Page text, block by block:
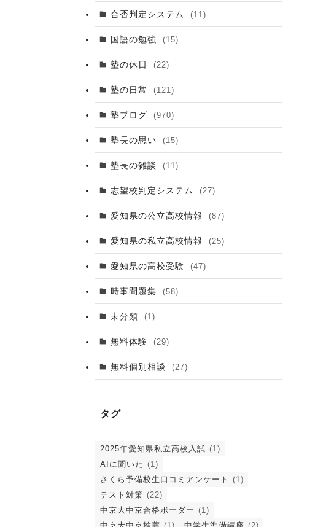
合否判定システム (11)
国語の勉強 (15)
塾の休日 (22)
塾の日常 (121)
塾ブログ (970)
塾長の思い (15)
塾長の雑談 (11)
志望校判定システム (27)
愛知県の公立高校情報 (87)
愛知県の私立高校情報 (25)
愛知県の高校受験 (47)
時事問題集 (58)
未分類 (1)
無料体験 (29)
無料個別相談 (27)
タグ
2025年愛知県私立高校入試 (1)
AIに聞いた (1)
さくら予備校生口コミアンケート
(1)
テスト対策 (22)
中京大中京合格ボーダー (1)